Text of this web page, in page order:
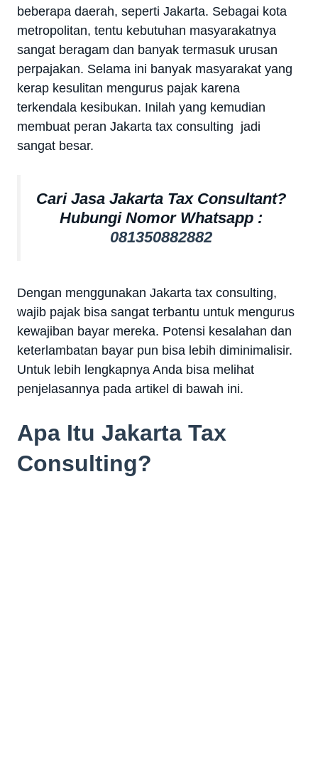
beberapa daerah, seperti Jakarta. Sebagai kota
metropolitan, tentu kebutuhan masyarakatnya
sangat beragam dan banyak termasuk urusan
perpajakan. Selama ini banyak masyarakat yang
kerap kesulitan mengurus pajak karena
terkendala kesibukan. Inilah yang kemudian
membuat peran Jakarta tax consulting jadi
sangat besar.
Cari Jasa Jakarta Tax Consultant?
Hubungi Nomor Whatsapp :
081350882882
Dengan menggunakan Jakarta tax consulting,
wajib pajak bisa sangat terbantu untuk mengurus
kewajiban bayar mereka. Potensi kesalahan dan
keterlambatan bayar pun bisa lebih diminimalisir.
Untuk lebih lengkapnya Anda bisa melihat
penjelasannya pada artikel di bawah ini.
Apa Itu Jakarta Tax
Consulting?